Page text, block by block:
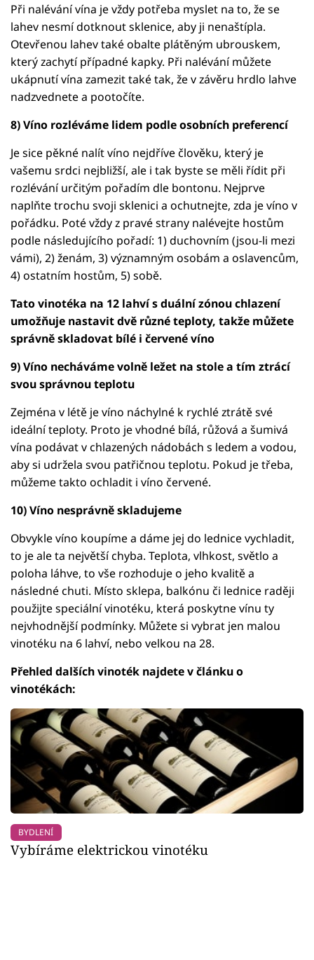
Při nalévání vína je vždy potřeba myslet na to, že se
lahev nesmí dotknout sklenice, aby ji nenaštípla.
Otevřenou lahev také obalte plátěným ubrouskem,
který zachytí případné kapky. Při nalévání můžete
ukápnutí vína zamezit také tak, že v závěru hrdlo lahve
nadzvednete a pootočíte.
8) Víno rozléváme lidem podle osobních preferencí
Je sice pěkné nalít víno nejdříve člověku, který je
vašemu srdci nejbližší, ale i tak byste se měli řídit při
rozlévání určitým pořadím dle bontonu. Nejprve
naplňte trochu svoji sklenici a ochutnejte, zda je víno v
pořádku. Poté vždy z pravé strany nalévejte hostům
podle následujícího pořadí: 1) duchovním (jsou-li mezi
vámi), 2) ženám, 3) významným osobám a oslavencům,
4) ostatním hostům, 5) sobě.
Tato vinotéka na 12 lahví s duální zónou chlazení
umožňuje nastavit dvě různé teploty, takže můžete
správně skladovat bílé i červené víno
9) Víno necháváme volně ležet na stole a tím ztrácí
svou správnou teplotu
Zejména v létě je víno náchylné k rychlé ztrátě své
ideální teploty. Proto je vhodné bílá, růžová a šumivá
vína podávat v chlazených nádobách s ledem a vodou,
aby si udržela svou patřičnou teplotu. Pokud je třeba,
můžeme takto ochladit i víno červené.
10) Víno nesprávně skladujeme
Obvykle víno koupíme a dáme jej do lednice vychladit,
to je ale ta největší chyba. Teplota, vlhkost, světlo a
poloha láhve, to vše rozhoduje o jeho kvalitě a
následné chuti. Místo sklepa, balkónu či lednice raději
použijte speciální vinotéku, která poskytne vínu ty
nejvhodnější podmínky. Můžete si vybrat jen malou
vinotéku na 6 lahví, nebo velkou na 28.
Přehled dalších vinoték najdete v článku o
vinotékách:
BYDLENÍ
Vybíráme elektrickou vinotéku